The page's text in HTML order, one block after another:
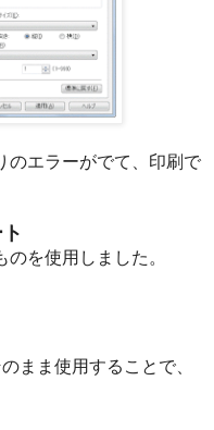
のエラーがでて、印刷で
のを使用しました。
まま使用することで、